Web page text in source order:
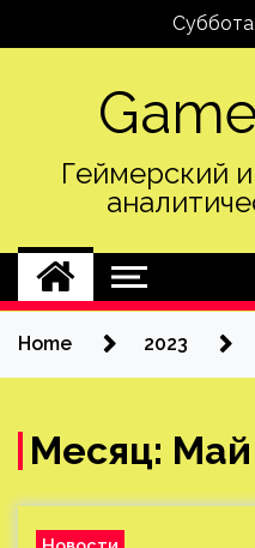
Геймерский
Home 2023
Месяц: Май